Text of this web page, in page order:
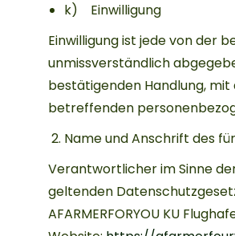
k) Einwilligung
Einwilligung ist jede von der
unmissverständlich
bestätigenden Handlung,
betreffenden
Name und Anschrift des
Verantwortlicher im Sinne
geltenden
AFARMERFORYOU KU